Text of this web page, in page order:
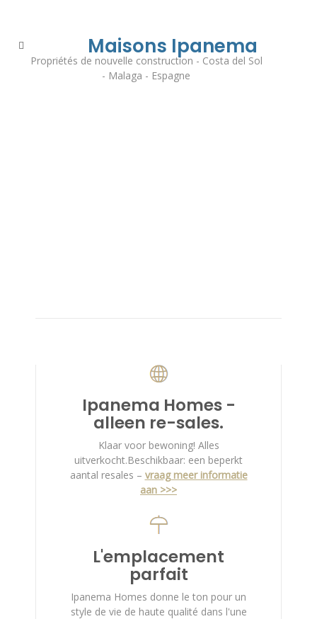
Maisons Ipanema
Propriétés de nouvelle construction - Costa del Sol
- Malaga - Espagne
Ipanema Homes -
alleen re-sales.
Klaar voor bewoning! Alles
uitverkocht.Beschikbaar: een beperkt
aantal resales – vraag meer informatie
aan >>>
L'emplacement
parfait
Ipanema Homes donne le ton pour un
style de vie de haute qualité dans l'une